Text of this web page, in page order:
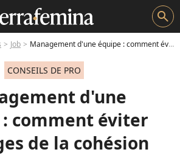
search
Job Management d'une équipe : comment éviter les pièges de la cohésion
CONSEILS DE PRO
d'une
comment éviter
de la cohésion